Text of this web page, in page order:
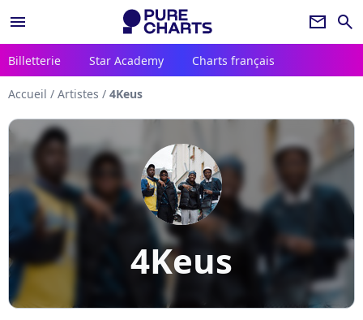
menu newsletter search
Billetterie Star Academy Charts français
Accueil / Artistes / 4Keus
4Keus